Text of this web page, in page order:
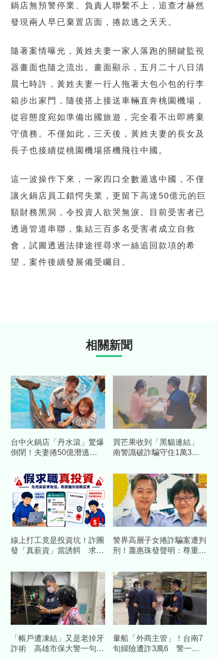
鍋店無預警停業、負責人聯繫不上，追查才赫然
發現兩人早已棄置店面，捲款逃之夭夭。
隨著案情曝光，黃姓夫妻一家人落跑的關鍵監視
器畫面也隨之流出。畫面顯示，五月二十八日清
晨七時許，黃姓夫妻一行人拖著大包小包的行李
箱步出家門，隨後搭上接送車輛直奔桃園機場，
從容態度宛如準備出國旅遊，完全看不出即將棄
守債務。不僅如此，三天後，黃姓夫妻的長女及
長子也接續從桃園機場搭機飛往中國。
這一波操作下來，一家四口全數遁逃中國，不僅
讓火鍋店員工錯愕失業，更留下高達50億元的巨
額財務黑洞，令投資人欲哭無淚。目前受害者已
透過管道串聯，集結三百多名受害者成立自救
會，試圖透過法律途徑尋求一絲追回款項的希
望，案件後續發展備受矚目。
相關新聞
台中火鍋店「丹水滾」驚爆
倒閉！夫妻捲50億潛逃大
超過20筆
買芒果收到「黑貓連結」
南警識破詐騙守住1萬3千
線上打工竟是投資坑！詐團
發「真薪資」當誘餌 求職
警界高層子女捲詐騙案遭判
刑！蕭惠珠發聲明：尊重判
「帳戶遭凍結」又是老掉牙
詐術 高雄市保大警一句話
暈船「外商主管」！台南7
旬婦險遭詐3萬6 警一通